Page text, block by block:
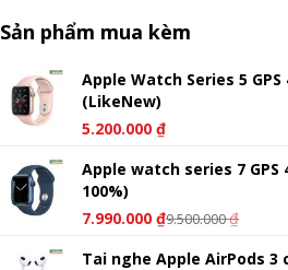
Sản phẩm mua kèm
Apple Watch Series 5 GPS
(LikeNew)
5.200.000 ₫
Apple watch series 7 GPS
100%)
7.990.000 ₫9.500.000₫
Tai nghe Apple AirPods 3